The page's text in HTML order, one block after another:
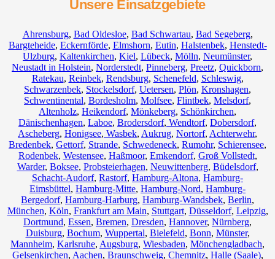
Unsere Einsatzgebiete
Ahrensburg, Bad Oldesloe, Bad Schwartau, Bad Segeberg,
Bargteheide, Eckernförde, Elmshorn, Eutin, Halstenbek, Henstedt-
Ulzburg, Kaltenkirchen, Kiel, Lübeck, Mölln, Neumünster,
Neustadt in Holstein, Norderstedt, Pinneberg, Preetz, Quickborn,
Ratekau, Reinbek, Rendsburg, Schenefeld, Schleswig,
Schwarzenbek, Stockelsdorf, Uetersen, Plön, Kronshagen,
Schwentinental, Bordesholm, Molfsee, Flintbek, Melsdorf,
Altenholz, Heikendorf, Mönkeberg, Schönkirchen,
Dänischenhagen, Laboe, Brodersdorf, Wendtorf, Dobersdorf,
Ascheberg, Honigsee, Wasbek, Aukrug, Nortorf, Achterwehr,
Bredenbek, Gettorf, Strande, Schwedeneck, Rumohr, Schierensee,
Rodenbek, Westensee, Haßmoor, Emkendorf, Groß Vollstedt,
Warder, Boksee, Probsteierhagen, Neuwittenberg, Büdelsdorf,
Schacht-Audorf, Rastorf, Hamburg-Altona, Hamburg-
Eimsbüttel, Hamburg-Mitte, Hamburg-Nord, Hamburg-
Bergedorf, Hamburg-Harburg, Hamburg-Wandsbek, Berlin,
München, Köln, Frankfurt am Main, Stuttgart, Düsseldorf, Leipzig,
Dortmund, Essen, Bremen, Dresden, Hannover, Nürnberg,
Duisburg, Bochum, Wuppertal, Bielefeld, Bonn, Münster,
Mannheim, Karlsruhe, Augsburg, Wiesbaden, Mönchengladbach,
Gelsenkirchen, Aachen, Braunschweig, Chemnitz⁠, Halle (Saale),